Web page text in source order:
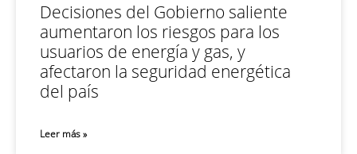
Decisiones del Gobierno saliente
aumentaron los riesgos para los
usuarios de energía y gas, y
afectaron la seguridad energética
del país
Leer más »